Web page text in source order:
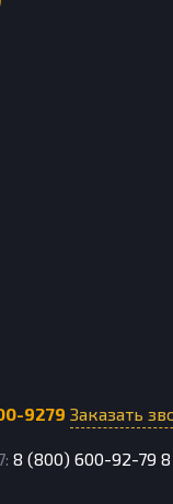
9279 Заказать
8 (800) 600-92-79